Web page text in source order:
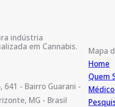
indústria
em Cannabis.
641 - Bairro Guarani -
MG - Brasil
Mapa
Home
Quem